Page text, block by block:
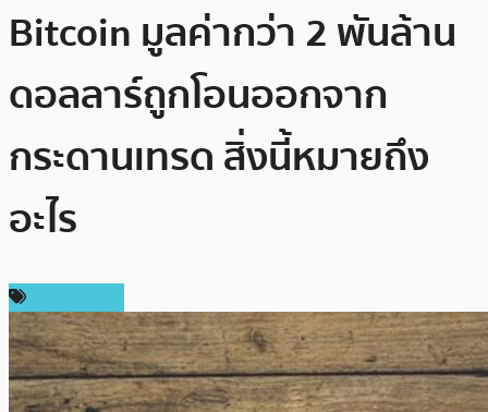
Bitcoin มูลค่ากว่า 2 พันล้าน
ดอลลาร์ถูกโอนออกจาก
กระดานเทรด สิ่งนี้หมายถึง
อะไร